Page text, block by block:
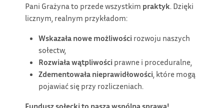
Pani Grażyna to przede wszystkim praktyk. Dzięki
licznym, realnym przykładom:
Wskazała nowe możliwości rozwoju naszych
sołectw,
Rozwiała wątpliwości prawne i proceduralne,
Zdementowała nieprawidłowości , które mogą
pojawiać się przy rozliczeniach.
Fundusz sołecki to nasza wspólna sprawa!